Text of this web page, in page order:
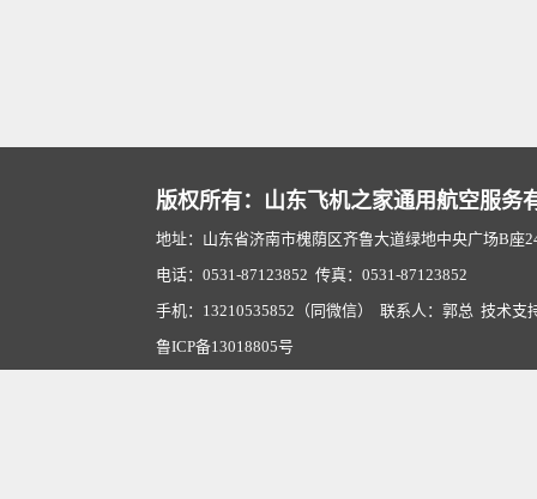
版权所有：山东飞机之家通用航空服务
地址：山东省济南市槐荫区齐鲁大道绿地中央广场B座
电话：0531-87123852 传真：0531-87123852
手机：13210535852（同微信） 联系人：郭总 技术支
鲁ICP备13018805号